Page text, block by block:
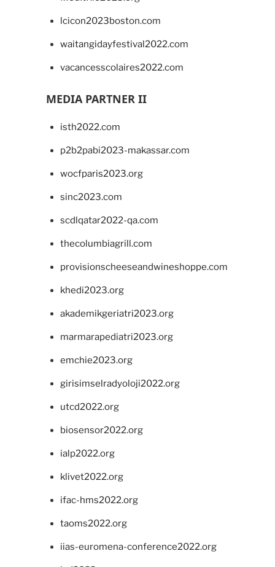
lcicon2023boston.com
waitangidayfestival2022.com
vacancesscolaires2022.com
MEDIA PARTNER II
isth2022.com
p2b2pabi2023-makassar.com
wocfparis2023.org
sinc2023.com
scdlqatar2022-qa.com
thecolumbiagrill.com
provisionscheeseandwineshoppe.com
khedi2023.org
akademikgeriatri2023.org
marmarapediatri2023.org
emchie2023.org
girisimselradyoloji2022.org
utcd2022.org
biosensor2022.org
ialp2022.org
klivet2022.org
ifac-hms2022.org
taoms2022.org
iias-euromena-conference2022.org